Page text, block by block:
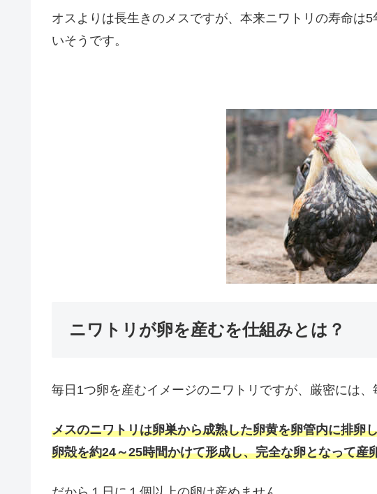
オスよりは長生きのメスですが、本来ニワトリの寿命は
いそうです。
ニワトリが卵を産むを仕組みとは？
毎日1つ卵を産むイメージのニワトリですが、厳密には、
メスのニワトリは卵巣から成熟した卵黄を卵管内に排卵
卵殻を約24～25時間かけて形成し、完全な卵となって産